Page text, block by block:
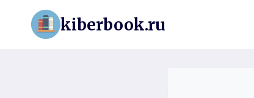
Перейти
содержимому
kiberbook.ru